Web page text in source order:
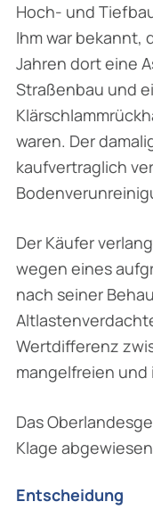
Hoch- und
Ihm war bekannt,
Jahren dort eine
Straßenbau und
waren. Der
kaufvertraglich
Der Käufer
wegen eines
nach seiner
Wert­differenz
mangelfreien
Das
Klage
Entscheidung